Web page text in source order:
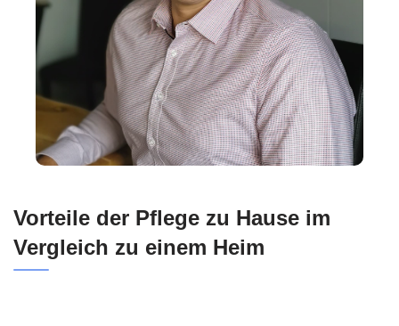
Vorteile der Pflege zu Hause im
Vergleich zu einem Heim